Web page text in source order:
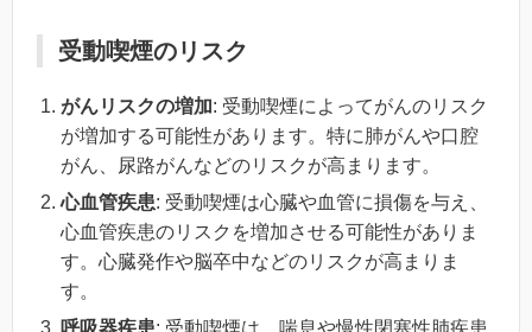
受動喫煙のリスク
がんリスクの増加: 受動喫煙によってがんのリスク
が増加する可能性があります。特に肺がんや口腔
がん、尿路がんなどのリスクが高まります。
心血管疾患: 受動喫煙は心臓や血管に損傷を与え、
心血管疾患のリスクを増加させる可能性がありま
す。心臓発作や脳卒中などのリスクが高まりま
す。
呼吸器疾患: 受動喫煙は、喘息や慢性閉塞性肺疾患